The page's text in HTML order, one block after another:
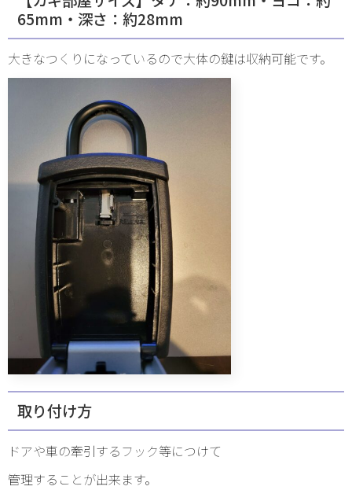
65mm・深さ：約28mm
大きなつくりになっているので大体の鍵は収納可能です。
取り付け方
ドアや車の牽引するフック等につけて
管理することが出来ます。